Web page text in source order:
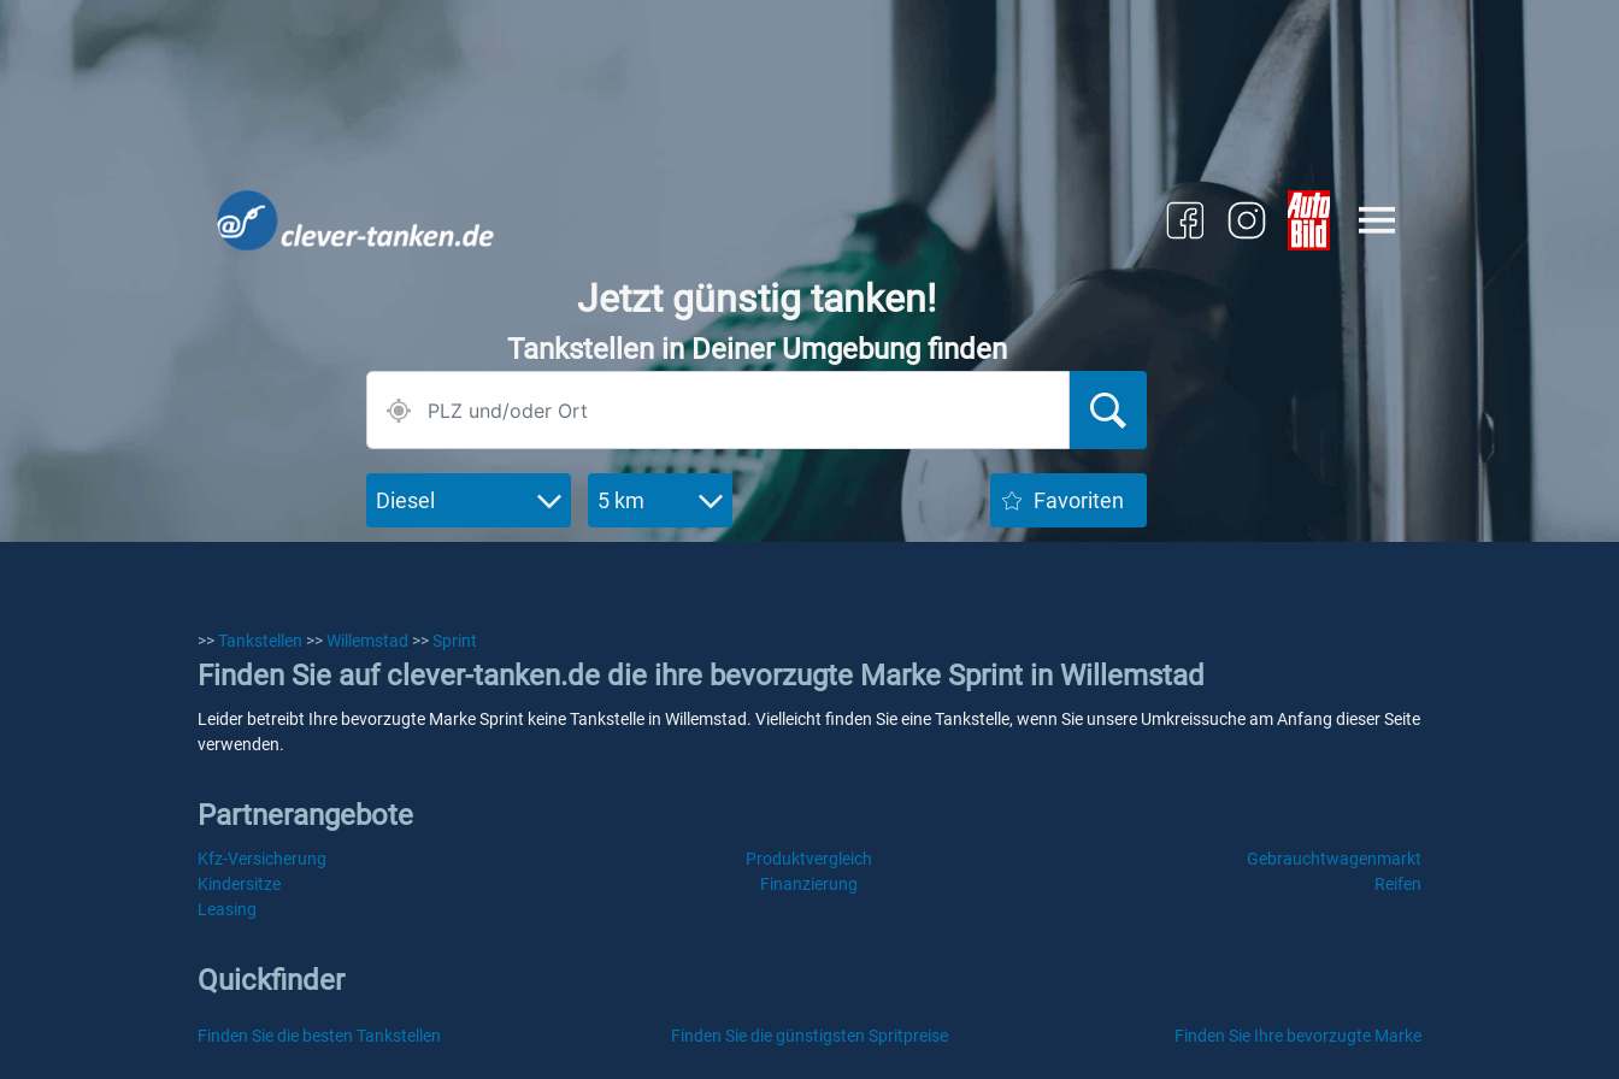
Jetzt günstig tanken!
Tankstellen in Deiner Umgebung finden
Diesel 5 km Favoriten
>>Tankstellen >>Willemstad >>Sprint
Finden Sie auf clever-tanken.de die ihre bevorzugte Marke Sprint in Willemstad
Leider betreibt Ihre bevorzugte Marke Sprint keine Tankstelle in Willemstad. Vielleicht finden Sie eine Tankstelle, wenn Sie unsere Umkreissuche am Anfang dieser Seite
verwenden.
Partnerangebote
Kfz-Versicherung Produktvergleich
Gebrauchtwagenmarkt
Kindersitze
Finanzierung
Reifen
Leasing
Quickfinder
Finden Sie die besten Tankstellen Finden Sie die günstigsten Spritpreise Finden Sie Ihre bevorzugte Marke